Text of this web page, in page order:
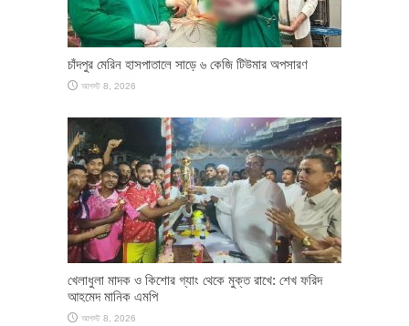
চাঁদপুর মেরিন হাসপাতালে সাড়ে ৬ কেজি টিউমার অপসারণ
আগস্ট 8, 2026
খেলাধুলা মাদক ও কিশোর গ্যাং থেকে মুক্ত রাখে: শেখ ফরিদ
আহমেদ মানিক এমপি
আগস্ট 8, 2026